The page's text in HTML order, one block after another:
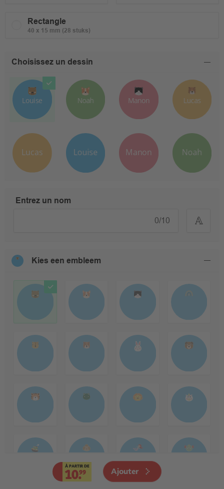
Rectangle
40 x 15 mm (28 stuks)
Choisissez un dessin
Entrez un nom
0/10
Kies een embleem
Ajouter
À PARTIR DE
10.99